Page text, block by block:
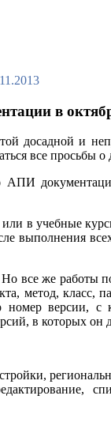
в
досадной и
все просьбы
в учебные
выполнения
все же работы
метод, класс,
номер версии,
в которых он